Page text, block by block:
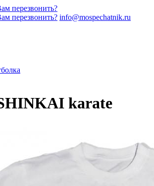
перезвонить?
перезвонить? info@mospechatnik.ru
karate